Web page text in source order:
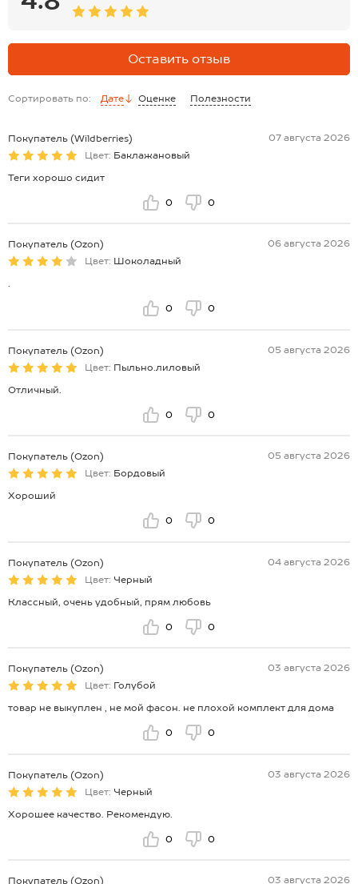
Оставить отзыв
Сортировать по: Дате Оценке Полезности
Покупатель (Wildberries)
07 августа 2026
Цвет: Баклажановый
Теги хорошо сидит
0 0
Покупатель (Ozon)
06 августа 2026
Цвет: Шоколадный
.
0 0
Покупатель (Ozon)
05 августа 2026
Цвет: Пыльно.лиловый
Отличный.
0 0
Покупатель (Ozon)
05 августа 2026
Цвет: Бордовый
Хороший
0 0
Покупатель (Ozon)
04 августа 2026
Цвет: Черный
Классный, очень удобный, прям любовь
0 0
Покупатель (Ozon)
03 августа 2026
Цвет: Голубой
товар не выкуплен , не мой фасон. не плохой комплект для дома
0 0
Покупатель (Ozon)
03 августа 2026
Цвет: Черный
Хорошее качество. Рекомендую.
0 0
Покупатель (Ozon)
03 августа 2026